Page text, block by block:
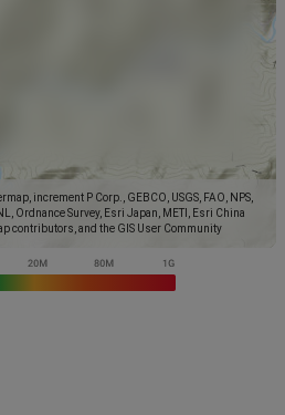
increment P Corp., GEBCO, USGS, FAO, NPS,
Ordnance Survey, Esri Japan, METI, Esri China
contributors, and the GIS User Community